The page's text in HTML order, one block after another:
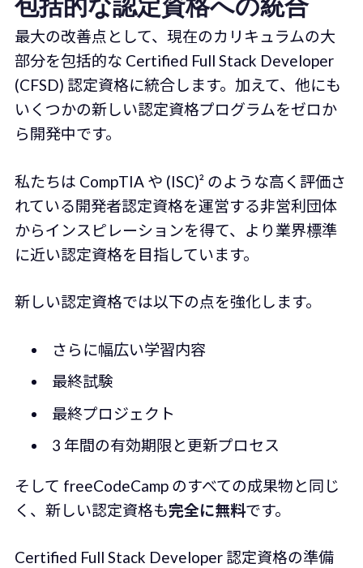
包括的な認定資格への統合
最大の改善点として、現在のカリキュラムの大
部分を包括的な Certified Full Stack Developer
(CFSD) 認定資格に統合します。加えて、他にも
いくつかの新しい認定資格プログラムをゼロか
ら開発中です。
私たちは CompTIA や (ISC)² のような高く評価さ
れている開発者認定資格を運営する非営利団体
からインスピレーションを得て、より業界標準
に近い認定資格を目指しています。
新しい認定資格では以下の点を強化します。
さらに幅広い学習内容
最終試験
最終プロジェクト
3 年間の有効期限と更新プロセス
そして freeCodeCamp のすべての成果物と同じ
く、新しい認定資格も完全に無料です。
Certified Full Stack Developer 認定資格の準備